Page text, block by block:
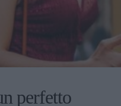
perfetto